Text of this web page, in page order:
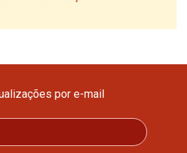
por e-mail